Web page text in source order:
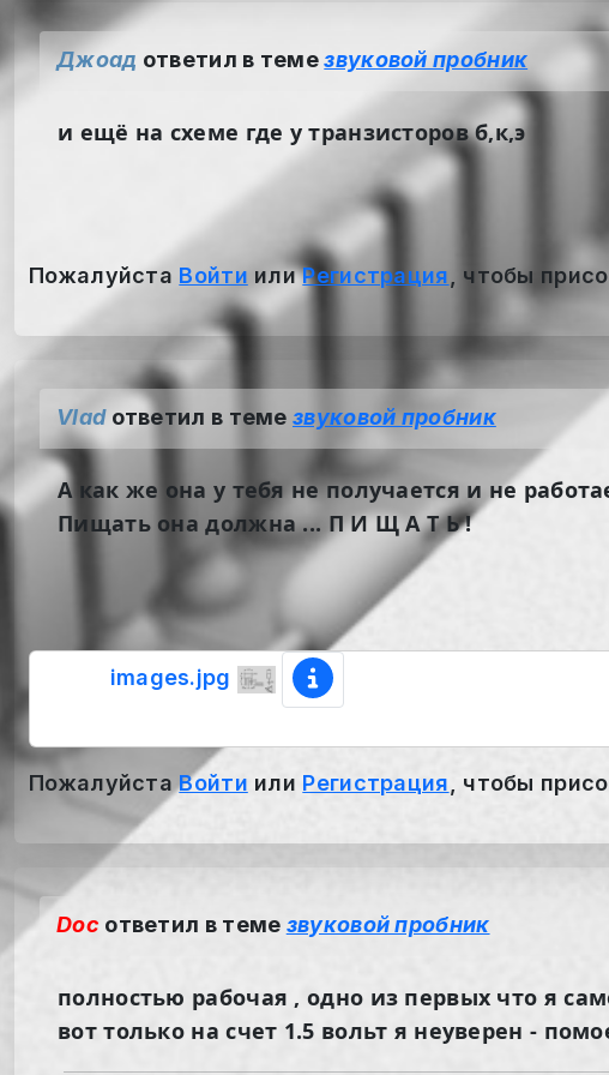
Джоад ответил в темезвуковой пробник
и ещё на схеме где у транзисторов б,к,э
Пожалуйста Войти илиРегистрация , чтобы
Vladответил в темезвуковой пробник
А как же она у тебя не получается и не
Пищать она должна ... П И Щ А Т Ь !
images.jpg
ПожалуйстаВойти или Регистрация , чтобы
Doc ответил в теме звуковой пробник
полностью рабочая , одно из первых что я
вот только на счет 1.5 вольт я неуверен -